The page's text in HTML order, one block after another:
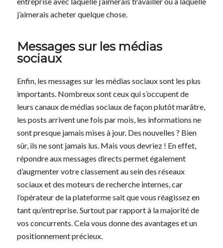
j’aimerais acheter quelque chose.
Messages sur les médias
sociaux
Enfin, les messages sur les médias sociaux sont les plus
importants. Nombreux sont ceux qui s’occupent de
leurs canaux de médias sociaux de façon plutôt marâtre,
les posts arrivent une fois par mois, les informations ne
sont presque jamais mises à jour. Des nouvelles ? Bien
sûr, ils ne sont jamais lus. Mais vous devriez ! En effet,
répondre aux messages directs permet également
d’augmenter votre classement au sein des réseaux
sociaux et des moteurs de recherche internes, car
l’opérateur de la plateforme sait que vous réagissez en
tant qu’entreprise. Surtout par rapport à la majorité de
vos concurrents. Cela vous donne des avantages et un
positionnement précieux.